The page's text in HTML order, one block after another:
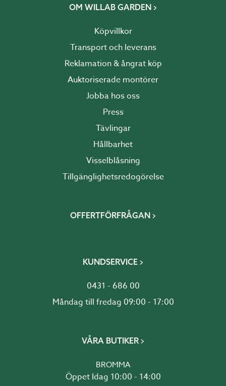
OM WILLAB GARDEN
Köpvillkor
Transport och leverans
Reklamation & ångrat köp
Auktoriserade montörer
Jobba hos oss
Press
Tävlingar
Hållbarhet
Visselblåsning
Tillgänglighetsredogörelse
OFFERTFÖRFRÅGAN
KUNDSERVICE
0431 - 686 00
Måndag till fredag 09:00 - 17:00
VÅRA BUTIKER
BROMMA
Öppet Idag 10:00 - 14:00